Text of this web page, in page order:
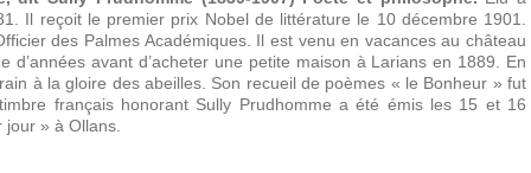
Il reçoit le premier prix Nobel de littérature le 10 décembre 1901.
des Palmes Académiques. Il est venu en vacances au château
d’années avant d’acheter une petite maison à Larians en 1889. En
à la gloire des abeilles. Son recueil de poèmes « le Bonheur » fut
français honorant Sully Prudhomme a été émis les 15 et 16
» à Ollans.